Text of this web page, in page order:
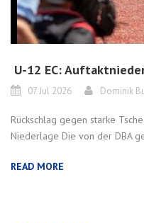
U-12 EC:
07 Jul 2026 Dominik
Rückschlag gegen starke
Niederlage Die von der DBA
READ MORE